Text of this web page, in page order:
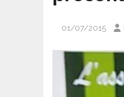
01/07/2015